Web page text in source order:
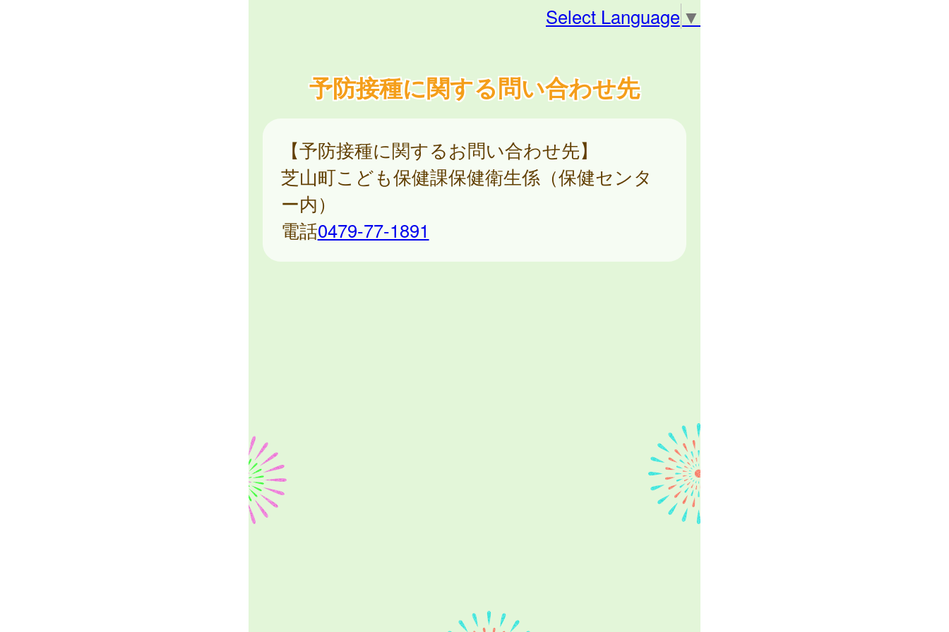
Select Language ▼
予防接種に関する問い合わせ先
【予防接種に関するお問い合わせ先】
芝山町こども保健課保健衛生係（保健センタ
ー内）
電話0479-77-1891